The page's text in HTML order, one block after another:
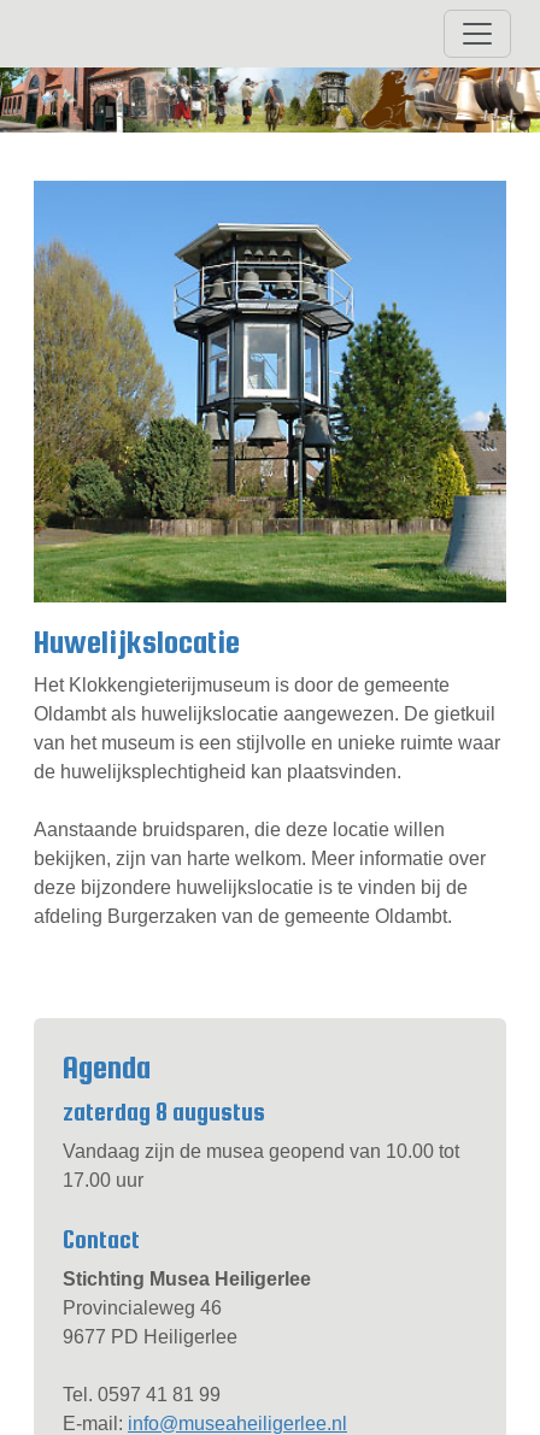
Huwelijkslocatie
Het Klokkengieterijmuseum is door de gemeente
Oldambt als huwelijkslocatie aangewezen. De gietkuil
van het museum is een stijlvolle en unieke ruimte waar
de huwelijksplechtigheid kan plaatsvinden.
Aanstaande bruidsparen, die deze locatie willen
bekijken, zijn van harte welkom. Meer informatie over
deze bijzondere huwelijkslocatie is te vinden bij de
afdeling Burgerzaken van de gemeente Oldambt.
Agenda
zaterdag 8 augustus
Vandaag zijn de musea geopend van 10.00 tot
17.00 uur
Contact
Stichting Musea Heiligerlee
Provincialeweg 46
9677 PD Heiligerlee
Tel. 0597 41 81 99
E-mail: info@museaheiligerlee.nl